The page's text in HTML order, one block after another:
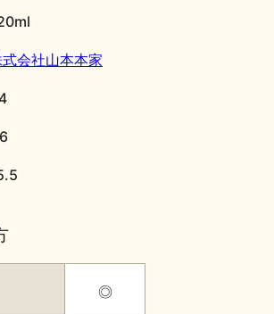
ント情報
会社山本本家
◎